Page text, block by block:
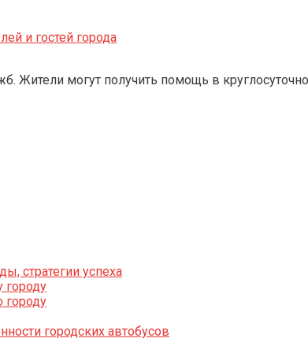
и гостей города
Жители могут получить помощь в
стратегии успеха
городу
городу
городских автобусов